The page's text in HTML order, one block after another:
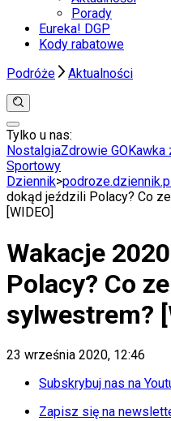
Porady
Eureka! DGP
Kody rabatowe
Podróże
Aktualności
Anuluj
Wiadomości
Świat
Polityka
Gospodarka
Aktualności
Emerytury
Finanse
Praca
Podatki
Finanse
KSEF
Auto
Aktualności
Auta ekologiczne
Tylko u nas:
NostalgiaZdrowie GOKawka
Sportowy
Dziennik>podroze.dziennik.pl
dokąd jeździli Polacy? Co
[WIDEO]
Wakacje
Polacy? Co
sylwestrem?
23 września 2020, 12:46
Subskrybuj nas na
Zapisz się na